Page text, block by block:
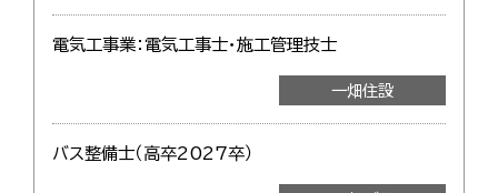
電気工事業：電気工事士・施工管理技士
一畑住設
バス整備士（高卒2027卒）